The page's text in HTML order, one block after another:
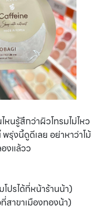
หนรู้สึกว่าผิวโทรมไม่ไหว
รุ่งนี้ดูดีเลย อย่าหาว่าโม้
งแล้วว
ปรได้ที่หน้าร้านน้า)
สาขาเมืองทองน้า)